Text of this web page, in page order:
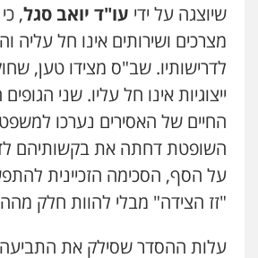
שיוצגה על ידי עו"ד יואב סגל,
מצרכים ושירותים אינו חל עליה
לדרישותיו. שב"ס מצידו טען,
ייצוגיות אינו חל עליו. שני
החיים של האסירים נערכו
השופטת דחתה את בקשותיהם
על הסף, הסכימה הזכיינית
"זז הצידה" מבלי להוות חלק